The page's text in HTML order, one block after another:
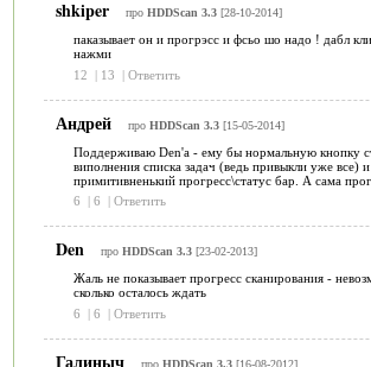
shkiper про HDDScan 3.3[28-10-2014]
паказывает он и прогрэсс и фсьо шо надо ! дабл
нажми
12
| 13 | Ответить
Андрей про HDDScan 3.3[15-05-2014]
Поддерживаю Den'а - ему бы нормальную кнопку
виполнения списка задач (ведь привыкли уже все)
примитивненький прогресс\статус бар. А сама
6
| 6 | Ответить
Den про HDDScan 3.3[23-02-2013]
Жаль не показывает прогресс сканирования -
сколько осталось ждать
6
| 6 | Ответить
Галиныч про HDDScan 3.3[16-08-2012]